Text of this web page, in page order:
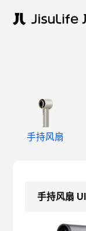
手持风扇